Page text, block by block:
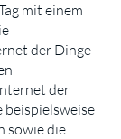
mit einem
der Dinge
der
beispielsweise
sowie die